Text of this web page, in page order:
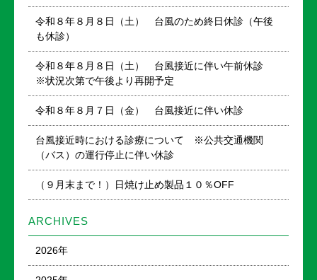
令和８年８月８日（土） 台風のため終日休診（午後
も休診）
令和８年８月８日（土） 台風接近に伴い午前休診
※状況次第で午後より再開予定
令和８年８月７日（金） 台風接近に伴い休診
台風接近時における診療について ※公共交通機関
（バス）の運行停止に伴い休診
（９月末まで！）日焼け止め製品１０％OFF
ARCHIVES
2026年